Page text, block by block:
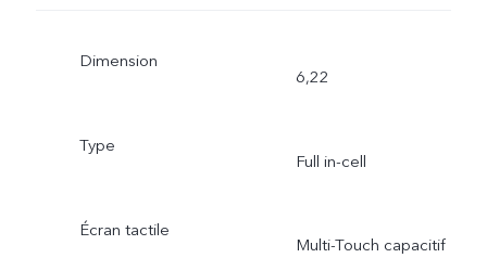
Dimension
6,22
Type
Full in-cell
Écran tactile
Multi-Touch capacitif